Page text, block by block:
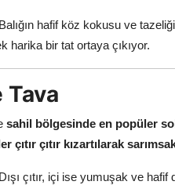
Balığın hafif köz kokusu ve
harika bir tat ortaya çıkıyor.
Tava
sahil bölgesinde en popüler
çıtır çıtır kızartılarak
Dışı çıtır, içi ise yumuşak ve